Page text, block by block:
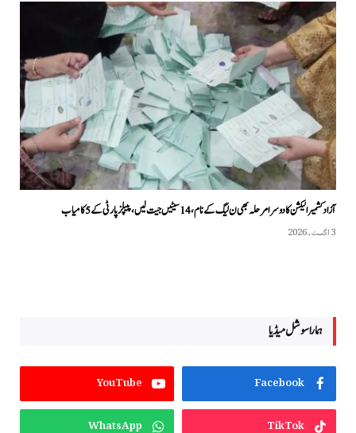
آزاد کشمیر الیکشن کا دوسرا مرحلہ بھی ن لیگ کے نام، 14 سیٹیں جیت لیں، پیپلزپارٹی کے 5 کامیاب
3 اگست, 2026
ہمارا سوشل میڈیا
Facebook
YouTube
TikTok
WhatsApp